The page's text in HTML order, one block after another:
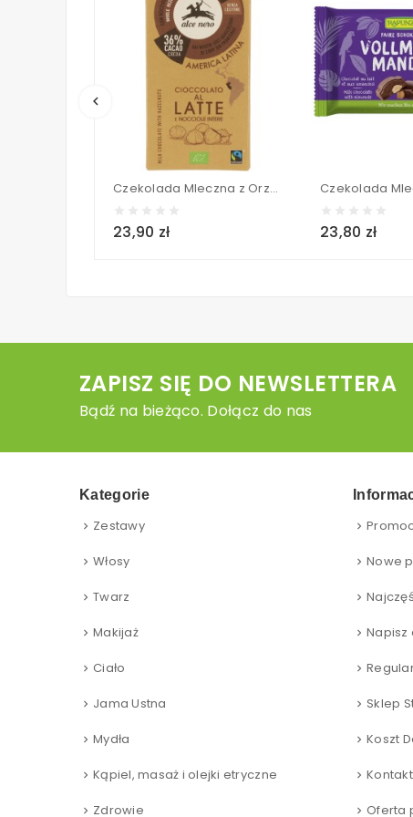
keyboard_arrow_left
Czekolada Mleczna z Orzechami Laskowymi FAIR TRADE BIO - alce nero 100 g
23,90 zł 23,80 zł
ZAPISZ SIĘ DO NEWSLETTERA
Bądź na bieżąco. Dołącz do nas
Kategorie
Zestawy
Włosy
Twarz
Makijaż
Ciało
Jama Ustna
Mydła
Kąpiel, masaż i olejki etryczne
Zdrowie
Nowe
Napisz
Sklep
Koszt
Kontakt
Oferta